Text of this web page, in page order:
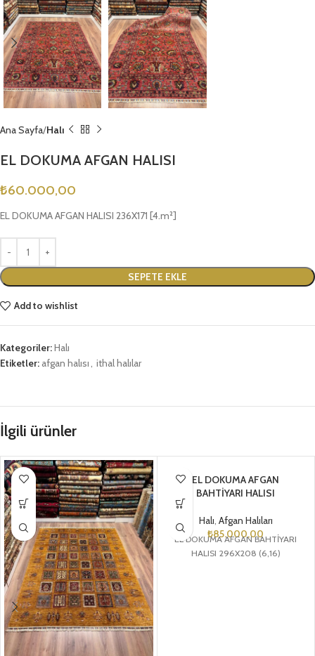
Ana Sayfa Halı
EL DOKUMA AFGAN HALISI
₺60.000,00
EL DOKUMA AFGAN HALISI 236X171 [4.m²]
SEPETE EKLE
Add to wishlist
Kategoriler:Halı
Etiketler: afgan halısı, ithal halılar
İlgili ürünler
EL DOKUMA AFGAN
BAHTİYARI HALISI
Halı, Afgan Halıları
₺85.000,00
EL DOKUMA AFGAN BAHTİYARI
HALISI 296X208 (6,16)